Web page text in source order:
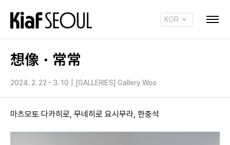
KOR
想像・常常
2024. 2. 22 - 3. 10 [GALLERIES] Gallery Woo
마츠모토 다카히로, 무네히로 요시무라, 한충석